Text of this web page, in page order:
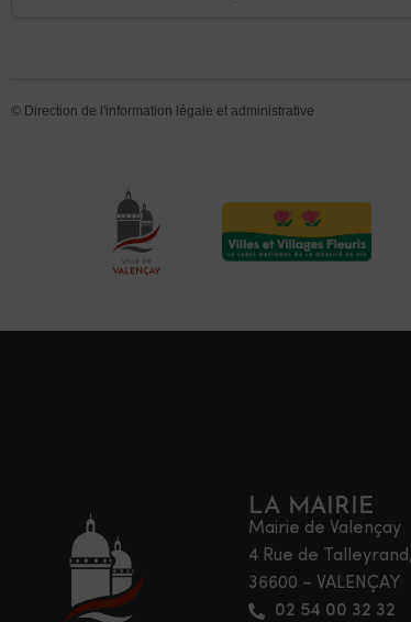
© Direction de l'information légale et administrative
LA MAIRIE
Mairie de Valençay
4 Rue de Talleyrand,
36600 – VALENÇAY
02 54 00 32 32